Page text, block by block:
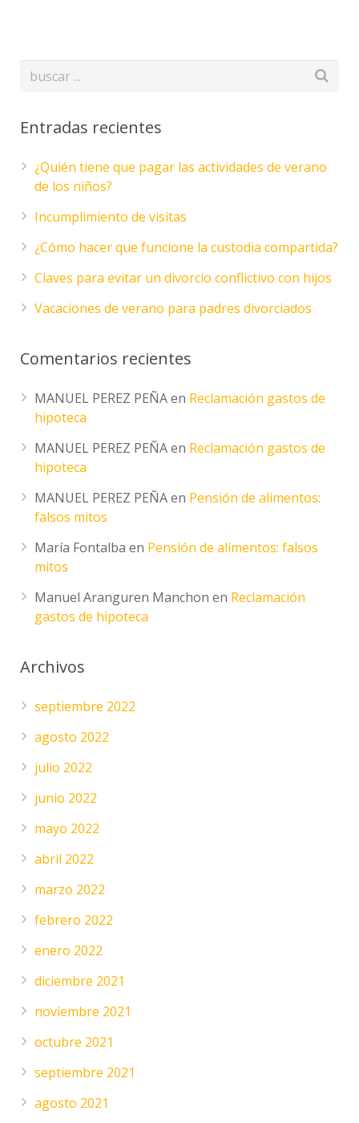
Entradas recientes
¿Quién tiene que pagar las actividades de verano
de los niños?
Incumplimiento de visitas
¿Cómo hacer que funcione la custodia compartida?
Claves para evitar un divorcio conflictivo con hijos
Vacaciones de verano para padres divorciados
Comentarios recientes
MANUEL PEREZ PEÑAen Reclamación gastos de
hipoteca
MANUEL PEREZ PEÑAen Reclamación gastos de
hipoteca
MANUEL PEREZ PEÑAen Pensión de alimentos:
falsos mitos
María Fontalba en Pensión de alimentos: falsos
mitos
Manuel Aranguren Manchon en Reclamación
gastos de hipoteca
Archivos
septiembre 2022
agosto 2022
julio 2022
junio 2022
mayo 2022
abril 2022
marzo 2022
febrero 2022
enero 2022
diciembre 2021
noviembre 2021
octubre 2021
septiembre 2021
agosto 2021